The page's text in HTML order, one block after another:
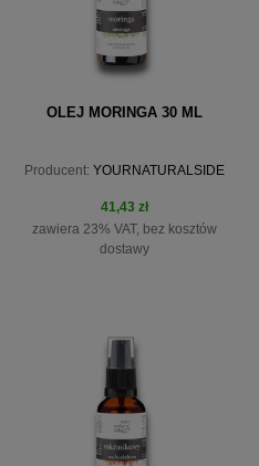
OLEJ MORINGA 30 ML
Producent: YOURNATURALSIDE
41,43 zł
zawiera 23% VAT, bez kosztów
dostawy
do koszyka